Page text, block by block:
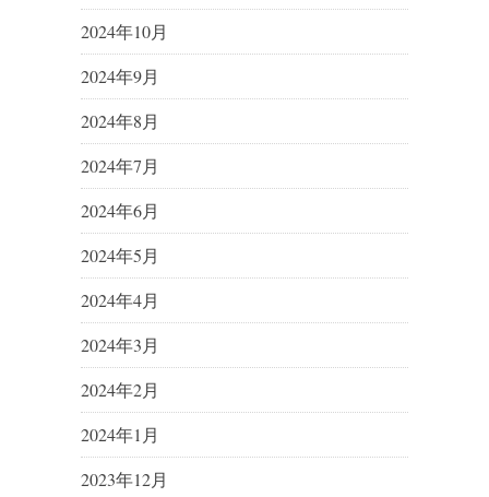
2024年10月
2024年9月
2024年8月
2024年7月
2024年6月
2024年5月
2024年4月
2024年3月
2024年2月
2024年1月
2023年12月